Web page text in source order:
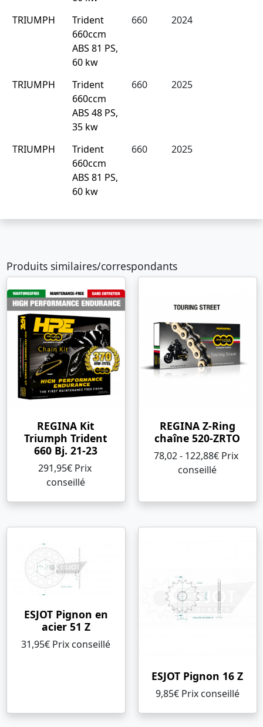
TRIUMPH
Trident
660ccm
ABS 81 PS,
60 kw
660 2024
TRIUMPH
Trident
660ccm
ABS 48 PS,
35 kw
660 2025
TRIUMPH
Trident
660ccm
ABS 81 PS,
60 kw
660 2025
Produits similaires/correspondants
REGINA Kit
Triumph Trident
660 Bj. 21-23
291,95€ Prix ​​
conseillé
REGINA Z-Ring
chaîne 520-ZRTO
78,02 - 122,88€ Prix ​​
conseillé
ESJOT Pignon en
acier 51 Z
31,95€ Prix ​​conseillé
ESJOT Pignon 16 Z
9,85€ Prix ​​conseillé